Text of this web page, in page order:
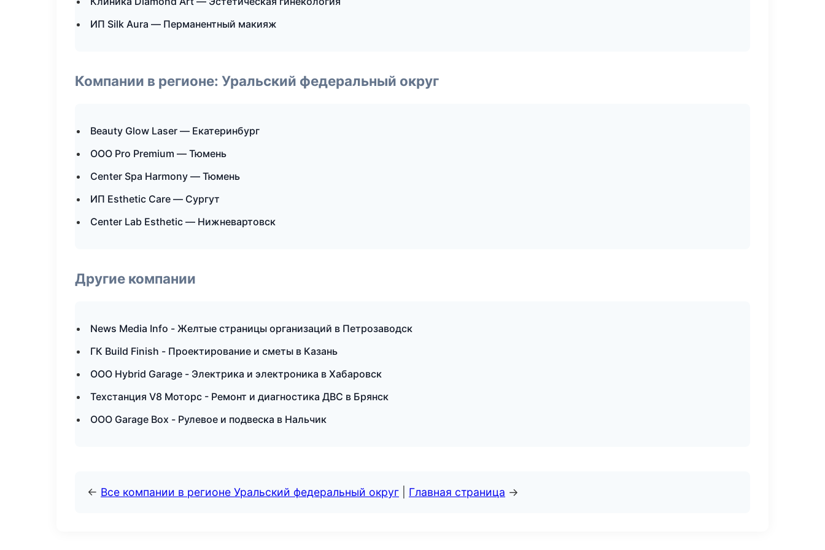
ИП Silk Aura — Перманентный макияж
Компании в регионе: Уральский федеральный округ
Beauty Glow Laser — Екатеринбург
ООО Pro Premium — Тюмень
Center Spa Harmony — Тюмень
ИП Esthetic Care — Сургут
Center Lab Esthetic — Нижневартовск
Другие компании
News Media Info - Желтые страницы организаций в Петрозаводск
ГК Build Finish - Проектирование и сметы в Казань
ООО Hybrid Garage - Электрика и электроника в Хабаровск
Техстанция V8 Моторс - Ремонт и диагностика ДВС в Брянск
ООО Garage Box - Рулевое и подвеска в Нальчик
← Все компании в регионе Уральский федеральный округ Главная страница →